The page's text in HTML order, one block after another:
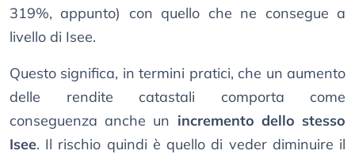
319%, appunto) con quello che ne consegue a
livello di Isee.
Questo significa, in termini pratici, che un aumento
delle rendite catastali comporta come
conseguenza anche un incremento dello stesso
Isee. Il rischio quindi è quello di veder diminuire il